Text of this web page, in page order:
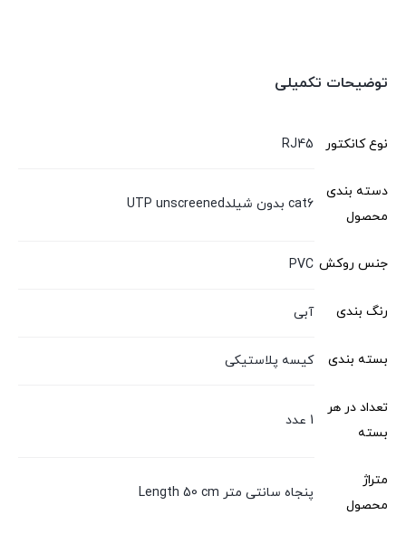
توضیحات تکمیلی
نوع کانکتور RJ45
دسته بندی
محصول
cat6 بدون شیلدUTP unscreened
جنس روکش PVC
رنگ بندی آبی
بسته بندی کیسه پلاستیکی
تعداد در هر
بسته
1 عدد
متراژ
محصول
پنجاه سانتی متر Length 50 cm